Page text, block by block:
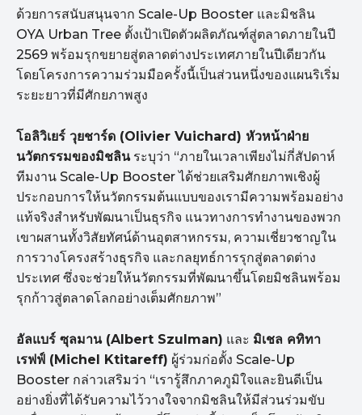
ด้วยการสนับสนุนจาก Scale-Up Booster และมิชลิน
OYA Urban Tree ตั้งเป้าเปิดตัวผลิตภัณฑ์สู่ตลาดภายในปี
2569 พร้อมรุกขยายสู่ตลาดต่างประเทศภายในปีเดียวกัน
โดยโครงการความร่วมมือครั้งนี้เป็นส่วนหนึ่งของแผนริเริ่ม
ระยะยาวที่มีศักยภาพสูง
โอลิวิเยร์ วุยชาร์ด (Olivier Vuichard) หัวหน้าฝ่าย
นวัตกรรมของมิชลินระบุว่า “ภายในเวลาเพียงไม่กี่สัปดาห์
ทีมงาน Scale-Up Booster ได้ช่วยเสริมศักยภาพเชิงผู้
ประกอบการให้นวัตกรรมต้นแบบของเรามีความพร้อมอย่าง
แท้จริงสำหรับพัฒนาเป็นธุรกิจ แนวทางการทำงานของพวก
เขาผสานทั้งวิสัยทัศน์ด้านอุตสาหกรรม, ความเชี่ยวชาญใน
การวางโครงสร้างธุรกิจ และกลยุทธ์การรุกสู่ตลาดต่าง
ประเทศ ซึ่งจะช่วยให้นวัตกรรมที่พัฒนาขึ้นโดยมิชลินพร้อม
รุกก้าวสู่ตลาดโลกอย่างเต็มศักยภาพ”
อัลแบร์ ซุลมาน (Albert Szulman) และ มิเชล คทิทา
เรฟฟ์ (Michel Ktitareff) ผู้ร่วมก่อตั้ง Scale-Up
Booster กล่าวเสริมว่า “เรารู้สึกภาคภูมิใจและยินดีเป็น
อย่างยิ่งที่ได้รับความไว้วางใจจากมิชลินให้มีส่วนร่วมขับ